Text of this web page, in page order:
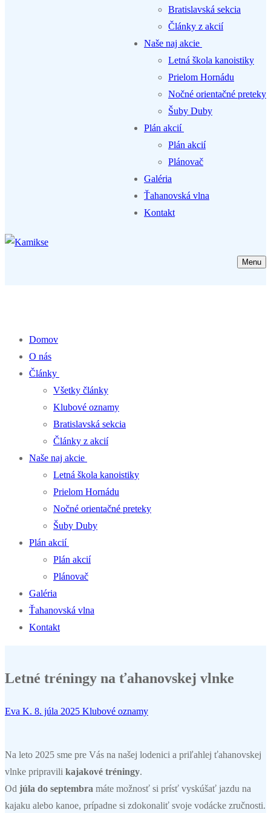
Bratislavská sekcia
Články z akcií
Naše naj akcie
Letná škola kanoistiky
Prielom Hornádu
Nočné orientačné preteky
Šuby Duby
Plán akcií
Plán akcií
Plánovač
Galéria
Ťahanovská vlna
Kontakt
Menu
Domov
O nás
Články
Všetky články
Klubové oznamy
Bratislavská sekcia
Články z akcií
Naše naj akcie
Letná škola kanoistiky
Prielom Hornádu
Nočné orientačné preteky
Šuby Duby
Plán akcií
Plán akcií
Plánovač
Galéria
Ťahanovská vlna
Kontakt
Letné tréningy na ťahanovskej vlnke
Eva K. 8. júla 2025 Klubové oznamy
Na leto 2025 sme pre Vás na našej lodenici a priľahlej ťahanovskej
vlnke pripravili kajakové tréningy.
Od júla do septembra máte možnosť si prísť vyskúšať jazdu na
kajaku alebo kanoe, prípadne si zdokonaliť svoje vodácke zručnosti.